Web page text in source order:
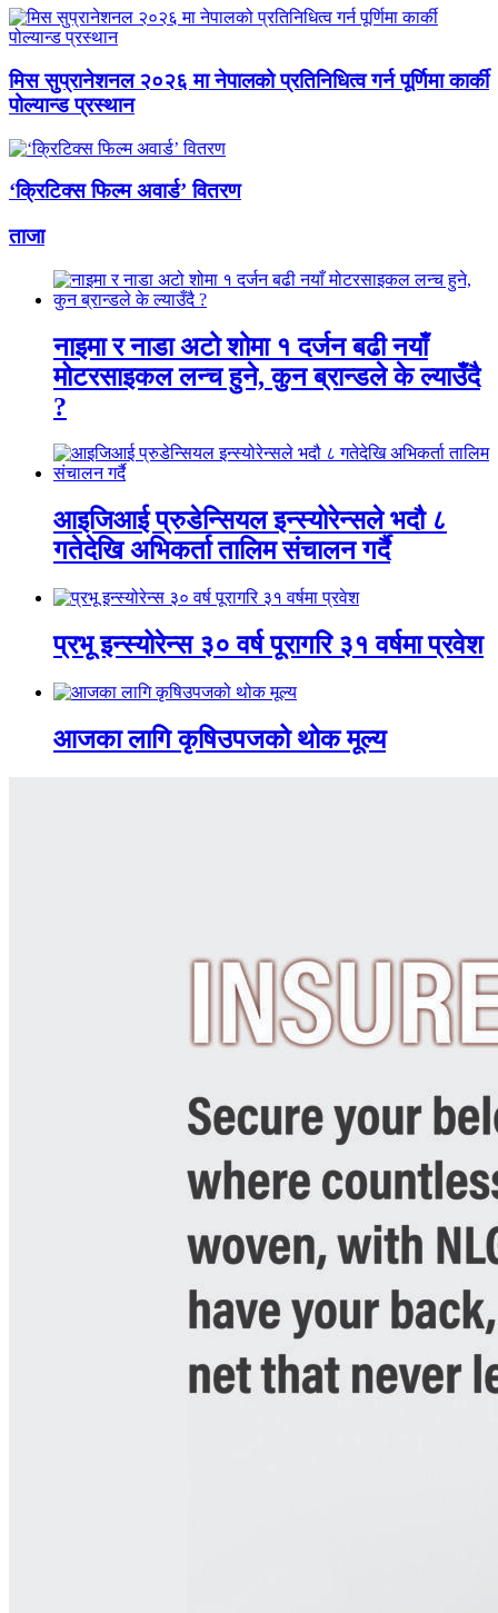
मिस सुप्रानेशनल २०२६ मा नेपालको प्रतिनिधित्व गर्न पूर्णिमा कार्की
पोल्यान्ड प्रस्थान
‘क्रिटिक्स फिल्म अवार्ड’ वितरण
ताजा
नाइमा र नाडा अटो शोमा १ दर्जन बढी नयाँ
मोटरसाइकल लन्च हुने, कुन ब्रान्डले के ल्याउँदै
?
आइजिआई प्रुडेन्सियल इन्स्योरेन्सले भदौ ८
गतेदेखि अभिकर्ता तालिम संचालन गर्दै
प्रभू इन्स्योरेन्स ३० वर्ष पूरागरि ३१ वर्षमा प्रवेश
आजका लागि कृषिउपजको थोक मूल्य